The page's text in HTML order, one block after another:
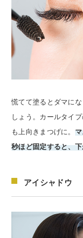
慌てて塗るとダマに
しょう。カールタイ
も上向きまつげに。
秒ほど固定すると、
アイシャドウ